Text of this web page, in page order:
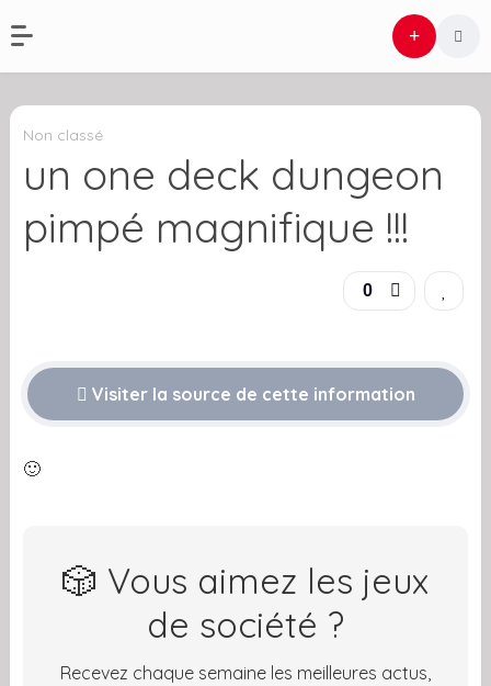
Non classé
un one deck dungeon
pimpé magnifique !!!
0
Visiter la source de cette information
🙂
🎲 Vous aimez les jeux
de société ?
Recevez chaque semaine les meilleures actus,